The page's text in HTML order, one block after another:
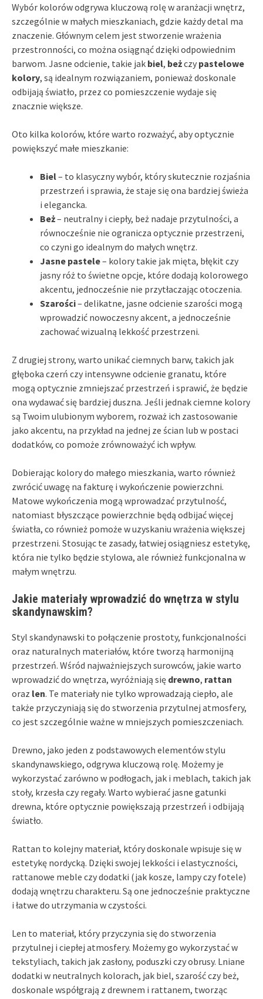
Wybór kolorów odgrywa kluczową rolę w aranżacji wnętrz,
szczególnie w małych mieszkaniach, gdzie każdy detal ma
znaczenie. Głównym celem jest stworzenie wrażenia
przestronności, co można osiągnąć dzięki odpowiednim
barwom. Jasne odcienie, takie jak biel, beżczy pastelowe
kolory, są idealnym rozwiązaniem, ponieważ doskonale
odbijają światło, przez co pomieszczenie wydaje się
znacznie większe.
Oto kilka kolorów, które warto rozważyć, aby optycznie
powiększyć małe mieszkanie:
Biel– to klasyczny wybór, który skutecznie rozjaśnia
przestrzeń i sprawia, że staje się ona bardziej świeża
i elegancka.
Beż– neutralny i ciepły, beż nadaje przytulności, a
równocześnie nie ogranicza optycznie przestrzeni,
co czyni go idealnym do małych wnętrz.
Jasne pastele– kolory takie jak mięta, błękit czy
jasny róż to świetne opcje, które dodają kolorowego
akcentu, jednocześnie nie przytłaczając otoczenia.
Szarości– delikatne, jasne odcienie szarości mogą
wprowadzić nowoczesny akcent, a jednocześnie
zachować wizualną lekkość przestrzeni.
Z drugiej strony, warto unikać ciemnych barw, takich jak
głęboka czerń czy intensywne odcienie granatu, które
mogą optycznie zmniejszać przestrzeń i sprawić, że będzie
ona wydawać się bardziej duszna. Jeśli jednak ciemne kolory
są Twoim ulubionym wyborem, rozważ ich zastosowanie
jako akcentu, na przykład na jednej ze ścian lub w postaci
dodatków, co pomoże zrównoważyć ich wpływ.
Dobierając kolory do małego mieszkania, warto również
zwrócić uwagę na fakturę i wykończenie powierzchni.
Matowe wykończenia mogą wprowadzać przytulność,
natomiast błyszczące powierzchnie będą odbijać więcej
światła, co również pomoże w uzyskaniu wrażenia większej
przestrzeni. Stosując te zasady, łatwiej osiągniesz estetykę,
która nie tylko będzie stylowa, ale również funkcjonalna w
małym wnętrzu.
Jakie materiały wprowadzić do wnętrza w stylu
skandynawskim?
Styl skandynawski to połączenie prostoty, funkcjonalności
oraz naturalnych materiałów, które tworzą harmonijną
przestrzeń. Wśród najważniejszych surowców, jakie warto
wprowadzić do wnętrza, wyróżniają się drewno, rattan
oraz len. Te materiały nie tylko wprowadzają ciepło, ale
także przyczyniają się do stworzenia przytulnej atmosfery,
co jest szczególnie ważne w mniejszych pomieszczeniach.
Drewno, jako jeden z podstawowych elementów stylu
skandynawskiego, odgrywa kluczową rolę. Możemy je
wykorzystać zarówno w podłogach, jak i meblach, takich jak
stoły, krzesła czy regały. Warto wybierać jasne gatunki
drewna, które optycznie powiększają przestrzeń i odbijają
światło.
Rattan to kolejny materiał, który doskonale wpisuje się w
estetykę nordycką. Dzięki swojej lekkości i elastyczności,
rattanowe meble czy dodatki (jak kosze, lampy czy fotele)
dodają wnętrzu charakteru. Są one jednocześnie praktyczne
i łatwe do utrzymania w czystości.
Len to materiał, który przyczynia się do stworzenia
przytulnej i ciepłej atmosfery. Możemy go wykorzystać w
tekstyliach, takich jak zasłony, poduszki czy obrusy. Lniane
dodatki w neutralnych kolorach, jak biel, szarość czy beż,
doskonale współgrają z drewnem i rattanem, tworząc